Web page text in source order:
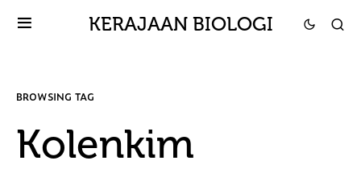
KERAJAAN BIOLOGI
BROWSING TAG
Kolenkim